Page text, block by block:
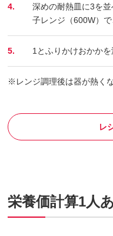
4.
深めの耐熱皿に3を
子レンジ（600W）
5. 1とふりかけおかかを
※レンジ調理後は器が熱く
レ
栄養価計算1人